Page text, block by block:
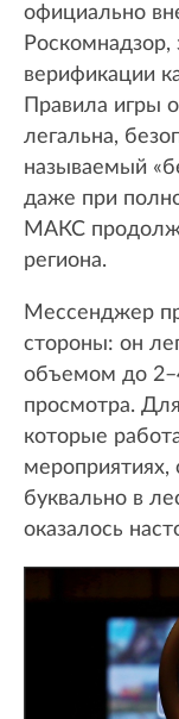
официально
Роскомнадзор,
верификации
Правила игры
легальна,
называемый
даже при
МАКС
региона.
Мессенджер
стороны: он
объемом до
просмотра.
которые
мероприятиях,
буквально в
оказалось